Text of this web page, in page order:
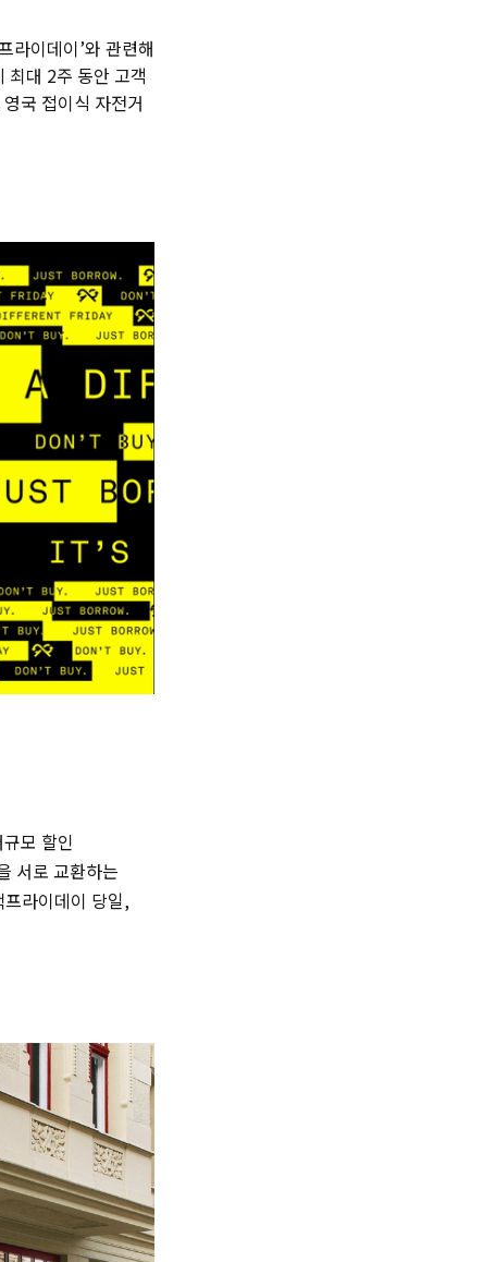
라이데이’와 관련해
최대 2주 동안 고객
국 접이식 자전거
모 할인
서로 교환하는
라이데이 당일,